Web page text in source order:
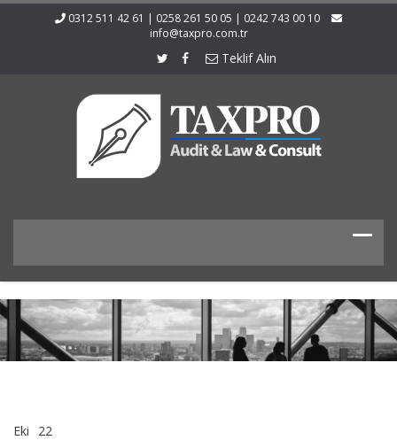
0312 511 42 61 | 0258 261 50 05 | 0242 743 00 10
info@taxpro.com.tr
Teklif Alın
Eki 22